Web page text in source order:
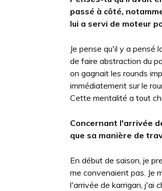
passé à côté,
lui a servi de moteur
Je pense qu'il y a pensé
de faire abstraction du
on gagnait les rounds
immédiatement sur le
Cette mentalité a tout
Concernant l'arrivée
que sa manière de
En début de saison, je
me convenaient pas. Je
l'arrivée de karrigan, j'ai